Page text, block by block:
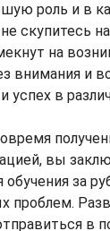
роль и в
скупитесь
на
внимания и
в
вы
за
проблем.
в